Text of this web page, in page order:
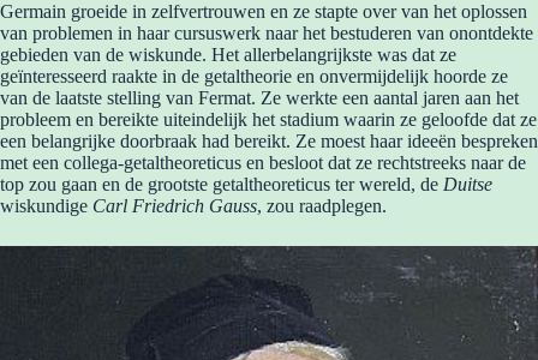
Germain groeide in zelfvertrouwen en ze stapte over van het oplossen
van problemen in haar cursuswerk naar het bestuderen van onontdekte
gebieden van de wiskunde. Het allerbelangrijkste was dat ze
geïnteresseerd raakte in de getaltheorie en onvermijdelijk hoorde ze
van de laatste stelling van Fermat. Ze werkte een aantal jaren aan het
probleem en bereikte uiteindelijk het stadium waarin ze geloofde dat ze
een belangrijke doorbraak had bereikt. Ze moest haar ideeën bespreken
met een collega-getaltheoreticus en besloot dat ze rechtstreeks naar de
top zou gaan en de grootste getaltheoreticus ter wereld, de Duitse
wiskundige Carl Friedrich Gauss, zou raadplegen.